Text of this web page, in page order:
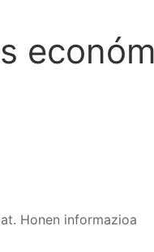
Honen informazioa